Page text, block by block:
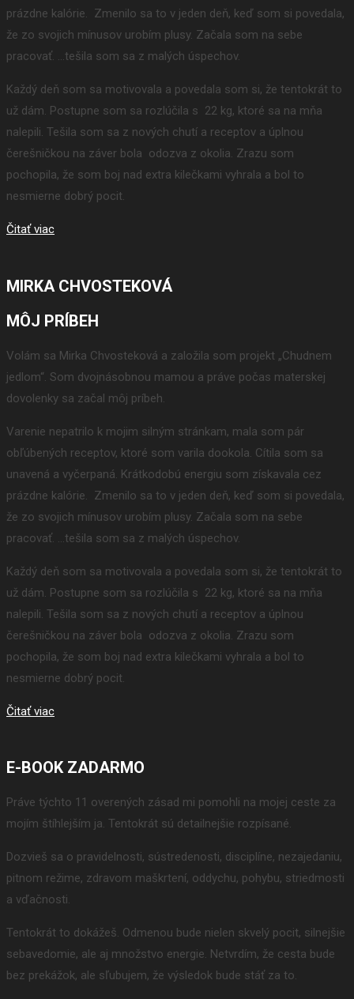
prázdne kalórie. Zmenilo sa to v jeden deň, keď som si povedala,
že zo svojich mínusov urobím plusy. Začala som na sebe
pracovať. …tešila som sa z malých úspechov.
Každý deň som sa motivovala a povedala som si, že tentokrát to
už dám. Postupne som sa rozlúčila s 22 kg, ktoré sa na mňa
nalepili. Tešila som sa z nových chutí a receptov a úplnou
čerešničkou na záver bola odozva z okolia. Zrazu som
pochopila, že som boj nad extra kilečkami vyhrala a bol to
nesmierne dobrý pocit.
Čitať viac
MIRKA CHVOSTEKOVÁ
MÔJ PRÍBEH
Volám sa Mirka Chvosteková a založila som projekt „Chudnem
jedlom“. Som dvojnásobnou mamou a práve počas materskej
dovolenky sa začal môj príbeh.
Varenie nepatrilo k mojim silným stránkam, mala som pár
obľúbených receptov, ktoré som varila dookola. Cítila som sa
unavená a vyčerpaná. Krátkodobú energiu som získavala cez
prázdne kalórie. Zmenilo sa to v jeden deň, keď som si povedala,
že zo svojich mínusov urobím plusy. Začala som na sebe
pracovať. …tešila som sa z malých úspechov.
Každý deň som sa motivovala a povedala som si, že tentokrát to
už dám. Postupne som sa rozlúčila s 22 kg, ktoré sa na mňa
nalepili. Tešila som sa z nových chutí a receptov a úplnou
čerešničkou na záver bola odozva z okolia. Zrazu som
pochopila, že som boj nad extra kilečkami vyhrala a bol to
nesmierne dobrý pocit.
Čitať viac
E-BOOK ZADARMO
Práve týchto 11 overených zásad mi pomohli na mojej ceste za
mojím štíhlejším ja. Tentokrát sú detailnejšie rozpísané.
Dozvieš sa o pravidelnosti, sústredenosti, disciplíne, nezajedaniu,
pitnom režime, zdravom maškrtení, oddychu, pohybu, striedmosti
a vďačnosti.
Tentokrát to dokážeš. Odmenou bude nielen skvelý pocit, silnejšie
sebavedomie, ale aj množstvo energie. Netvrdím, že cesta bude
bez prekážok, ale sľubujem, že výsledok bude stáť za to.